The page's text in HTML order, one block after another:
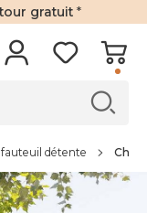
gratuit *
détente